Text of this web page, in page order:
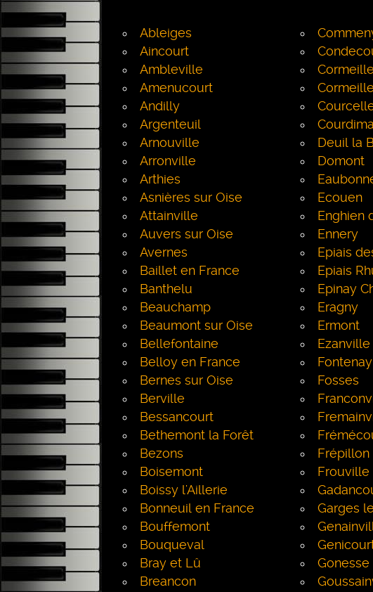
Ableiges
Aincourt
Ambleville
Amenucourt
Andilly
Argenteuil
Arnouville
Arronville
Arthies
Asnières sur Oise
Attainville
Auvers sur Oise
Avernes
Baillet en France
Banthelu
Beauchamp
Beaumont sur Oise
Bellefontaine
Belloy en France
Bernes sur Oise
Berville
Bessancourt
Bethemont la Forêt
Bezons
Boisemont
Boissy l'Aillerie
Bonneuil en France
Bouffemont
Bouqueval
Bray et Lû
Breancon
Deuil la
Domont
Ecouen
Enghien
Ennery
Epiais
Epiais
Epinay
Eragny
Ermont
Ezanville
Fosses
Frépillon
Frouville
Garges
Gonesse